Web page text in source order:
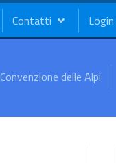
Contatti Login
Convenzione delle Alpi